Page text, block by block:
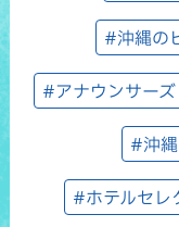
#沖縄の
#アナウンサーズ
#沖
#ホテルセレ